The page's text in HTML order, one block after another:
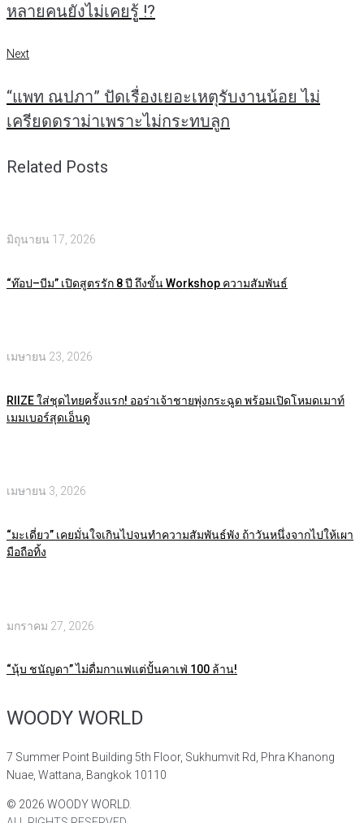
หลายคนยังไม่เคยรูู้ !?
Next
Next
“แพท ณปภา” ปัดเรื่องเยอะเหตุรับงานน้อย ไม่
เครียดดราม่าเพราะไม่กระทบลูก
Related Posts
มิถุนายน 17, 2026
“ท๊อป–บีม” เปิดสูตรรัก 8 ปี ถึงขั้น Workshop ความสัมพันธ์
เมษายน 23, 2026
RIIZE ใส่ชุดไทยครั้งแรก! ออร่าเจ้าชายพุ่งกระฉูด พร้อมเปิดโหมดเมาท์
เมมเบอร์สุดเอ็นดู
เมษายน 3, 2026
“มะเดี่ยว” เคยมั่นใจเกินไปจนทำความสัมพันธ์พัง ถ้าวันหนึ่งจากไปให้เผา
มือถือทิ้ง
มกราคม 27, 2026
“นุ้บ ชนัญดา” ไม่ดื่มกาแฟแต่ปั้นคาเฟ่ 100 ล้าน!
WOODY WORLD
7 Summer Point Building 5th Floor, Sukhumvit Rd, Phra Khanong
Nuae, Wattana, Bangkok 10110
© 2026 WOODY WORLD.